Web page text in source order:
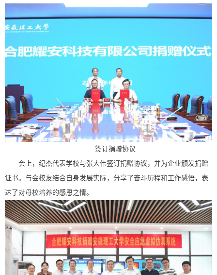
签订捐赠协议
会上，纪杰代表学校与张大伟签订捐赠协议，并为企业颁发捐赠
证书。与会校友结合自身发展实际，分享了奋斗历程和工作感悟，表
达了对母校培养的感恩之情。